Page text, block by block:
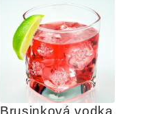
Brusinková vodka